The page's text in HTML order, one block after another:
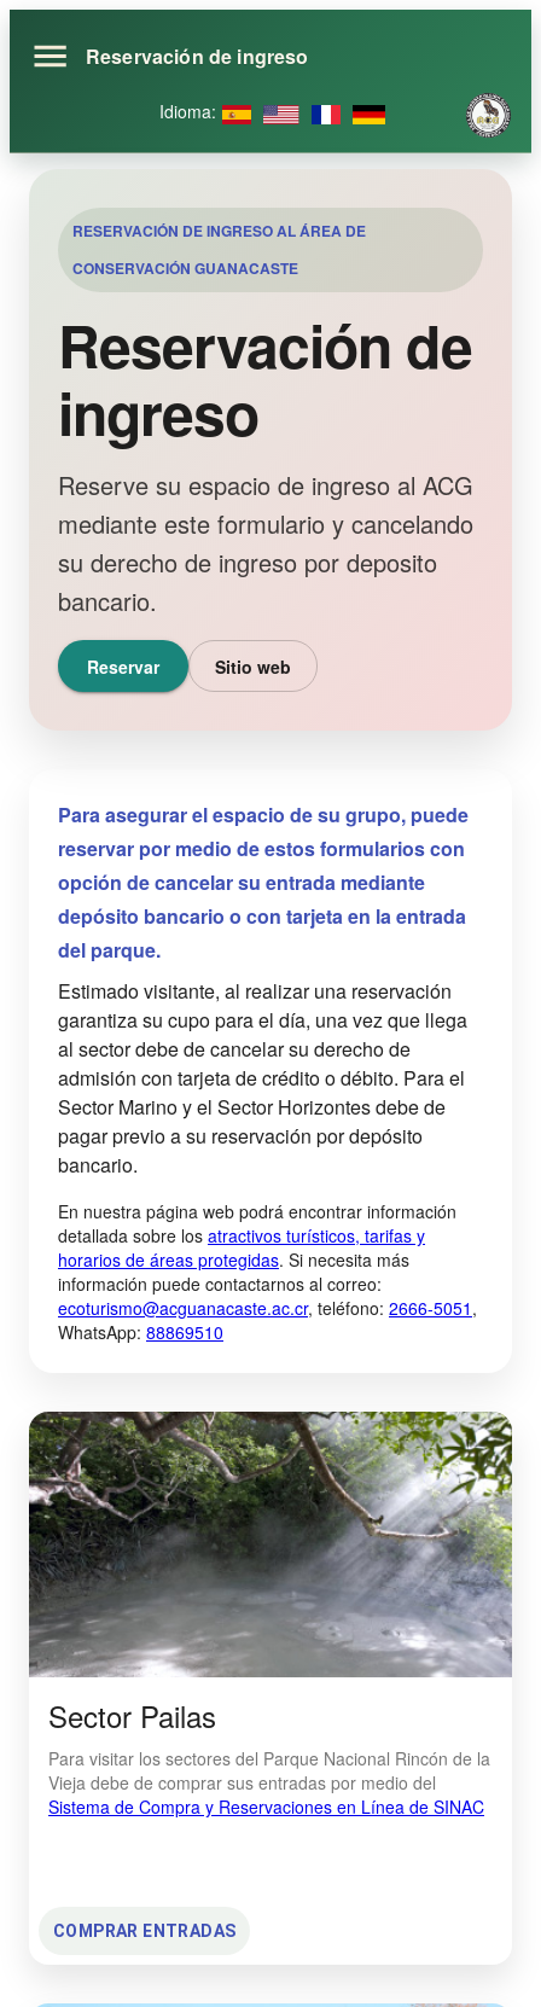
Reservación de ingreso
Idioma:
RESERVACIÓN DE INGRESO AL ÁREA DE
CONSERVACIÓN GUANACASTE
Reservación de
ingreso
Reserve su espacio de ingreso al ACG
mediante este formulario y cancelando
su derecho de ingreso por deposito
bancario.
Reservar Sitio web
Para asegurar el espacio de su grupo, puede
reservar por medio de estos formularios con
opción de cancelar su entrada mediante
depósito bancario o con tarjeta en la entrada
del parque.
Estimado visitante, al realizar una reservación
garantiza su cupo para el día, una vez que llega
al sector debe de cancelar su derecho de
admisión con tarjeta de crédito o débito. Para el
Sector Marino y el Sector Horizontes debe de
pagar previo a su reservación por depósito
bancario.
En nuestra página web podrá encontrar información
detallada sobre los atractivos turísticos, tarifas y
horarios de áreas protegidas. Si necesita más
información puede contactarnos al correo:
ecoturismo@acguanacaste.ac.cr, teléfono: 2666-5051 ,
WhatsApp: 88869510
Sector Pailas
Para visitar los sectores del Parque Nacional Rincón de la
Vieja debe de comprar sus entradas por medio del
Sistema de Compra y Reservaciones en Línea de SINAC
COMPRAR ENTRADAS